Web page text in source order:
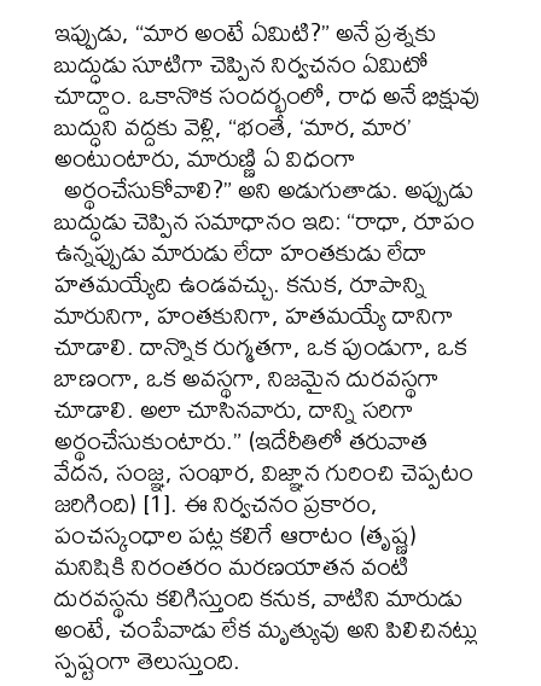
ఇప్పుడు, “మార అంటే ఏమిటి?” అనే ప్రశ్నకు
బుద్ధుడు సూటిగా చెప్పిన నిర్వచనం ఏమిటో
చూద్దాం. ఒకానొక సందర్భంలో, రాధ అనే భిక్షువు
బుద్ధుని వద్దకు వెళ్లి, “భంతే, ‘మార, మార’
అంటుంటారు, మారుణ్ణి ఏ విధంగా
అర్థంచేసుకోవాలి?” అని అడుగుతాడు. అప్పుడు
బుద్ధుడు చెప్పిన సమాధానం ఇది: “రాధా, రూపం
ఉన్నప్పుడు మారుడు లేదా హంతకుడు లేదా
హతమయ్యేది ఉండవచ్చు. కనుక, రూపాన్ని
మారునిగా, హంతకునిగా, హతమయ్యే దానిగా
చూడాలి. దాన్నొక రుగ్మతగా, ఒక పుండుగా, ఒక
బాణంగా, ఒక అవస్థగా, నిజమైన దురవస్థగా
చూడాలి. అలా చూసినవారు, దాన్ని సరిగా
అర్థంచేసుకుంటారు.” (ఇదేరీతిలో తరువాత
వేదన, సంజ్ఞ, సంఖార, విజ్ఞాన గురించి చెప్పటం
జరిగింది) [1]. ఈ నిర్వచనం ప్రకారం,
పంచస్కంధాల పట్ల కలిగే ఆరాటం (తృష్ణ)
మనిషికి నిరంతరం మరణయాతన వంటి
దురవస్థను కలిగిస్తుంది కనుక, వాటిని మారుడు
అంటే, చంపేవాడు లేక మృత్యువు అని పిలిచినట్లు
స్పష్టంగా తెలుస్తుంది.